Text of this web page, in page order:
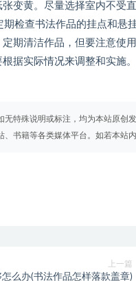
变黄。尽量选择室内不受
检查书法作品的挂点和悬
期清洁作品，但要注意使
据实际情况来调整和实施
无特殊说明或标注，均为本站原创
、书籍等各类媒体平台。如若本站
上一篇
么办(书法作品怎样落款盖章)